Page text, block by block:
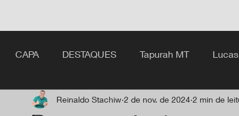
CAPA DESTAQUES Tapurah MT
Ipiranga do Norte MT Itanhangá MT
Reinaldo Stachiw 2 de nov. de 2024 2 min de